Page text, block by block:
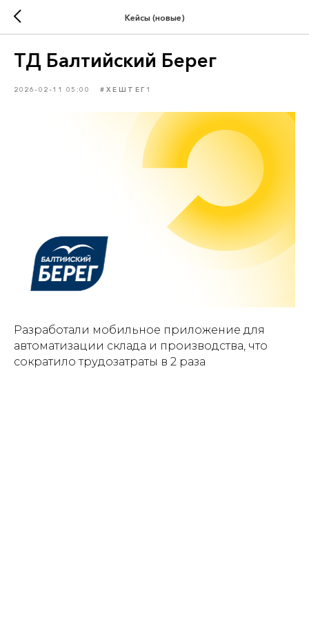
Кейсы (новые)
ТД Балтийский Берег
2026-02-11 05:00 #ХЕШТЕГ1
Разработали мобильное приложение для
автоматизации склада и производства, что
сократило трудозатраты в 2 раза